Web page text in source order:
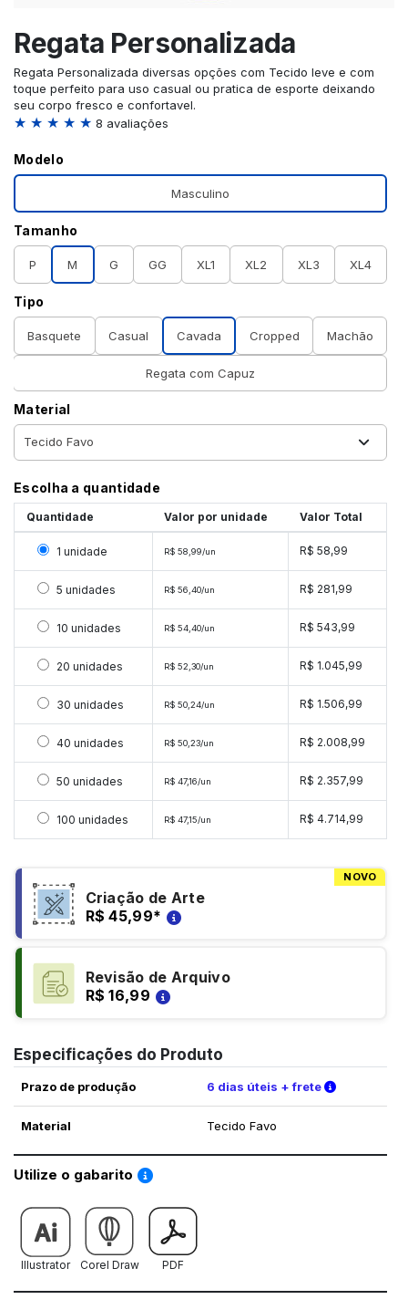
Regata Personalizada
Regata Personalizada diversas opções com Tecido leve e com
toque perfeito para uso casual ou pratica de esporte deixando
seu corpo fresco e confortavel.
★ ★ ★ ★ ★ 8 avaliações
Modelo
Masculino
Tamanho
P M G GG XL1 XL2 XL3 XL4
Tipo
Basquete Casual Cavada Cropped Machão
Regata com Capuz
Material
Escolha a quantidade
Quantidade Valor por unidade Valor Total
Selecionar 1 unidade
1 unidade R$ 58,99/un R$ 58,99
Selecionar 5 unidades
5 unidades R$ 56,40/un R$ 281,99
Selecionar 10 unidades
10 unidades R$ 54,40/un R$ 543,99
Selecionar 20 unidades
20 unidades R$ 52,30/un R$ 1.045,99
Selecionar 30 unidades
30 unidades R$ 50,24/un R$ 1.506,99
Selecionar 40 unidades
40 unidades R$ 50,23/un R$ 2.008,99
Selecionar 50 unidades
50 unidades R$ 47,16/un R$ 2.357,99
Selecionar 100 unidades
100 unidades R$ 47,15/un R$ 4.714,99
NOVO
Criação de Arte
R$ 45,99*
Revisão de Arquivo
R$ 16,99
Especificações do Produto
Prazo de produção 6 dias úteis + frete Verifique
Material Tecido Favo
Utilize o gabarito Saiba como utilizar os nossos gabaritos
Illustrator Corel Draw PDF